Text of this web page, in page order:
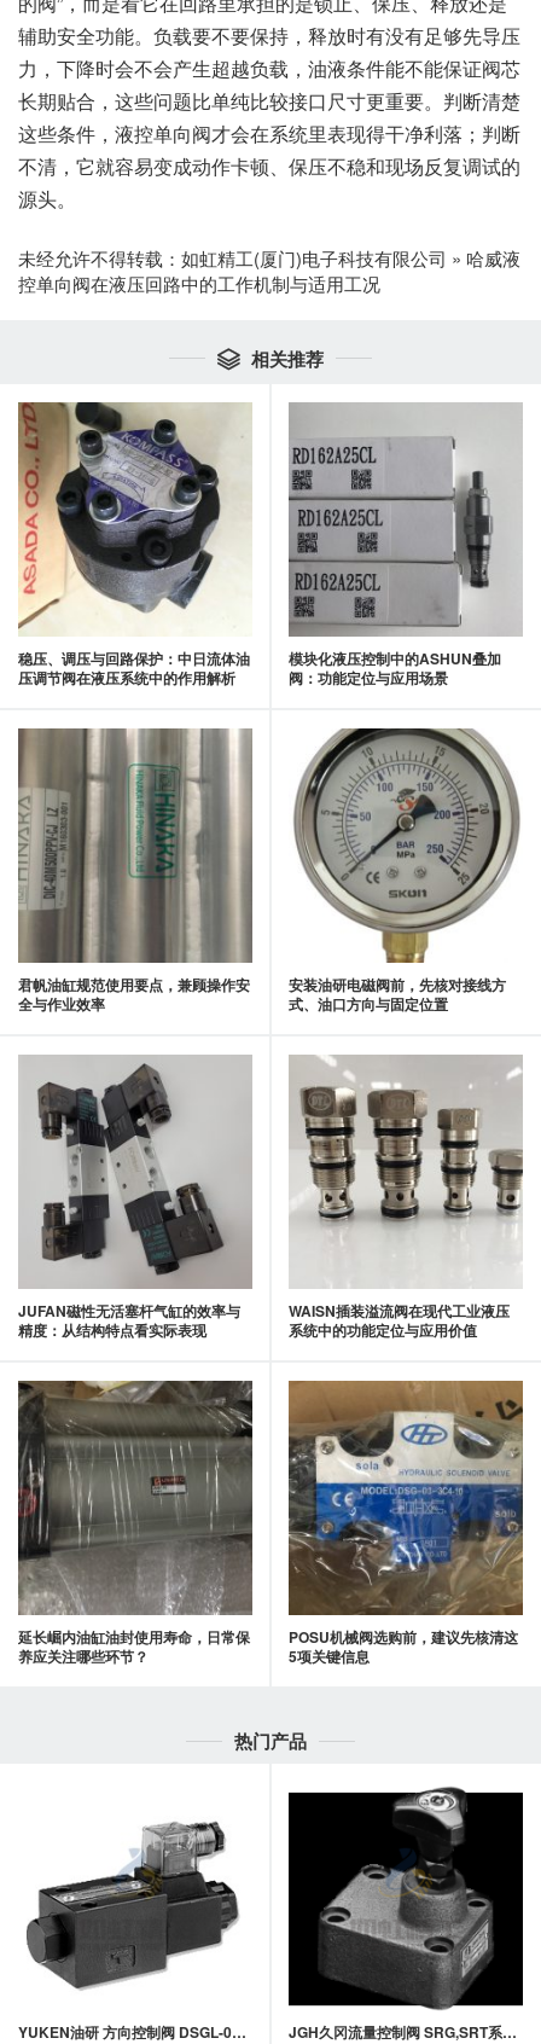
辅助安全功能。负载要不要保持，释放时有没有足够先导压
力，下降时会不会产生超越负载，油液条件能不能保证阀芯
长期贴合，这些问题比单纯比较接口尺寸更重要。判断清楚
这些条件，液控单向阀才会在系统里表现得干净利落；判断
不清，它就容易变成动作卡顿、保压不稳和现场反复调试的
源头。
未经允许不得转载： 如虹精工(厦门)电子科技有限公司 » 哈威液
控单向阀在液压回路中的工作机制与适用工况
 相关推荐
稳压、调压与回路保护：中日流体油
压调节阀在液压系统中的作用解析
模块化液压控制中的ASHUN叠加
阀：功能定位与应用场景
君帆油缸规范使用要点，兼顾操作安
全与作业效率
安装油研电磁阀前，先核对接线方
式、油口方向与固定位置
JUFAN磁性无活塞杆气缸的效率与
精度：从结构特点看实际表现
WAISN插装溢流阀在现代工业液压
系统中的功能定位与应用价值
延长崛内油缸油封使用寿命，日常保
养应关注哪些环节？
POSU机械阀选购前，建议先核清这
5项关键信息
热门产品
YUKEN油研 方向控制阀 DSGL-01系列电磁换向阀 JGH久冈流量控制阀 SRG,SRT系列节流阀